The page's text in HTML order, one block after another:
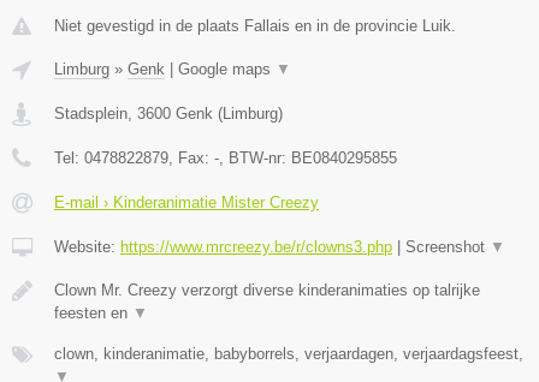
Niet gevestigd in de plaats Fallais en in de provincie Luik.
Limburg » Genk Google maps ▼
Stadsplein, 3600 Genk (Limburg)
Tel: 0478822879, Fax: -, BTW-nr: BE0840295855
E-mail › Kinderanimatie Mister Creezy
Website: https://www.mrcreezy.be/r/clowns3.php Screenshot ▼
Clown Mr. Creezy verzorgt diverse kinderanimaties op talrijke
feesten en ▼
clown, kinderanimatie, babyborrels, verjaardagen, verjaardagsfeest,
▼